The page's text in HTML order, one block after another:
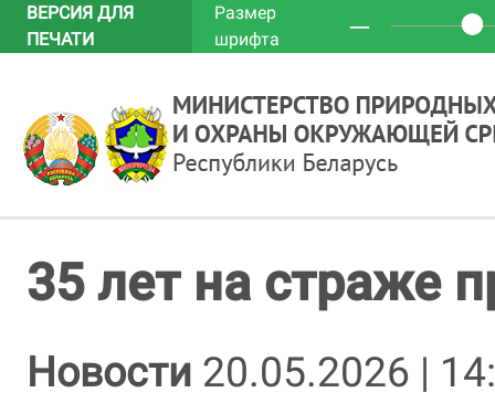
ВЕРСИЯ ДЛЯ
ПЕЧАТИ
Размер
шрифта
─
35 лет на страже
Новости 20.05.2026 |